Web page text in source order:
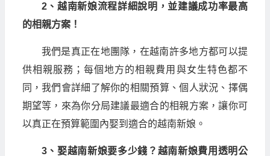
2、越南新娘流程詳細說明，並建議成功率最高
的相親方案！
我們是真正在地團隊，在越南許多地方都可以提
供相親服務；每個地方的相親費用與女生特色都不
同，我們會詳細了解你的相關預算、個人狀況、擇偶
期望等，來為你分局建議最適合的相親方案，讓你可
以真正在預算範圍內娶到適合的越南新娘。
3、娶越南新娘要多少錢？越南新娘費用透明公